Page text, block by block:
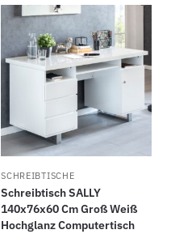
SCHREIBTISCHE
Schreibtisch SALLY
140x76x60 Cm Groß Weiß
Hochglanz Computertisch